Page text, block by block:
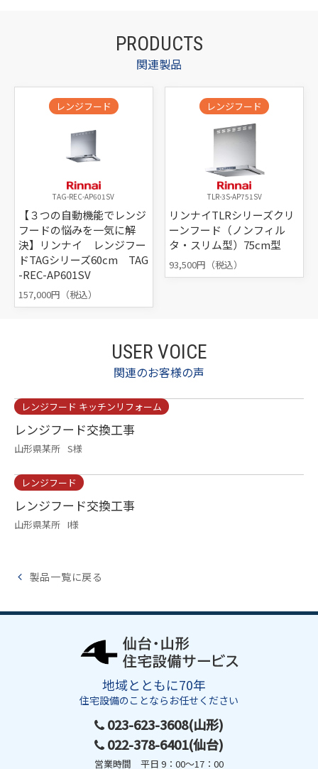
PRODUCTS
関連製品
レンジフード
TAG-REC-AP601SV
【３つの自動機能でレンジ
フードの悩みを一気に解
決】リンナイ レンジフー
ドTAGシリーズ60cm TAG
-REC-AP601SV
157,000円（税込）
レンジフード
TLR-3S-AP751SV
リンナイTLRシリーズクリ
ーンフード（ノンフィル
タ・スリム型）75cm型
93,500円（税込）
USER VOICE
関連のお客様の声
レンジフード キッチンリフォーム
レンジフード交換工事
山形県某所 S様
レンジフード
レンジフード交換工事
山形県某所 I様
製品一覧に戻る
地域とともに70年
住宅設備のことならお任せください
023-623-3608(山形)
022-378-6401(仙台)
営業時間 平日 9：00～17：00